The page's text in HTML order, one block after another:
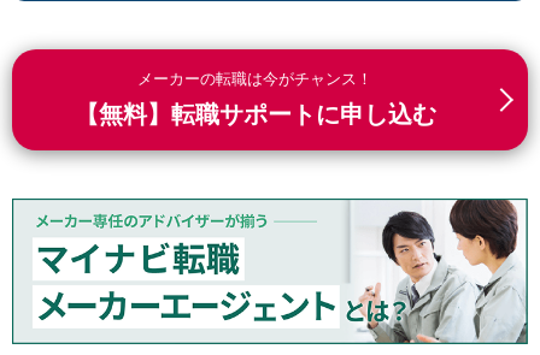
メーカーの転職は今がチャンス！
【無料】転職サポートに申し込む